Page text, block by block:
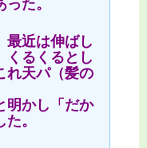
た。
最近は伸ばし
くるくるとし
れ天パ（髪の
明かし「だか
。